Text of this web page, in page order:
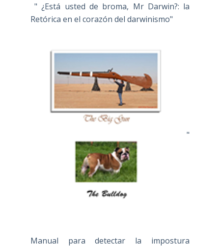
" ¿Está usted de broma, Mr Darwin?: la
Retórica en el corazón del darwinismo"
"
Manual para detectar la impostura